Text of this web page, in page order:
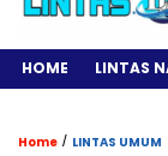
HOME LINTAS
Home / LINTAS UMUM